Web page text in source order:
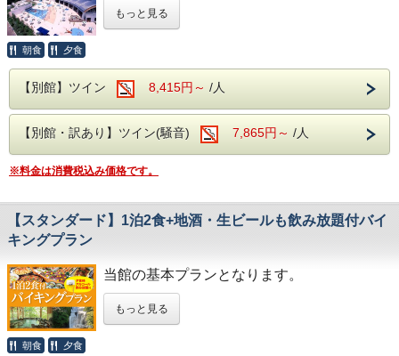
～食べて美味
しい、チョコとマシュマロが
をそのまま
ゼリーに！美味しいのは間違
いないですね
【カップチュロス】 外はカリッ！中はしっとり～
ホイップとブルーベリーで味
と食感を
お楽しみ下さい。
心ゆくまでお楽しみください！
食事は人気のバイキングスタイル！
朝食：和洋中の料理食べ放題+ジュース飲み放題
夕食：和洋中の料理食べ放題+ジュース・アルコール飲み放
題
期間：2026年7月18日～8月31日
屋外には波が出るプール、ウォータースライダーなど楽しめ
る内容が盛りだくさん♪
レジャー施設なので、お子様も安心で、しかも子育て支援カ
ードやJAF会員証など割引も使えて、お財布にも安心！
ホテル奥久慈館からはお車でわずか10分！
遊びつくした後は空いたお腹を満たすため当館のお食事を
ールや日本酒、焼酎などもご用意しております！
また、当館にはお客様の旅行が充実したものになるよう、カ
もっと見る
朝食 夕食
【別館】ツイン 8,415円～ /人
【別館・訳あり】ツイン(騒音) 7,865円～ /人
※料金は消費税込み価格です。
【スタンダード】1泊2食+地酒・生ビールも飲み放題付バイ
キングプラン
当館の基本プランとなります。
もっと見る
朝食 夕食